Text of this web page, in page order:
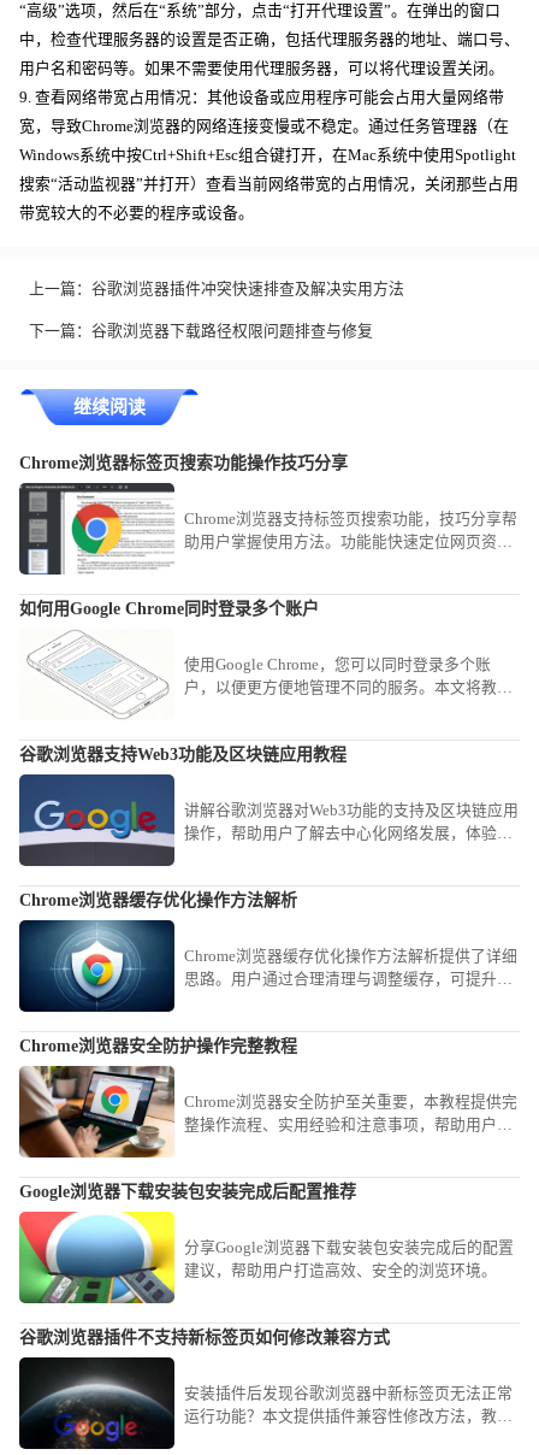
“高级”选项，然后在“系统”部分，点击“打开代理设置”。在弹出的窗口
中，检查代理服务器的设置是否正确，包括代理服务器的地址、端口号、
用户名和密码等。如果不需要使用代理服务器，可以将代理设置关闭。
9. 查看网络带宽占用情况：其他设备或应用程序可能会占用大量网络带
宽，导致Chrome浏览器的网络连接变慢或不稳定。通过任务管理器（在
Windows系统中按Ctrl+Shift+Esc组合键打开，在Mac系统中使用Spotlight
搜索“活动监视器”并打开）查看当前网络带宽的占用情况，关闭那些占用
带宽较大的不必要的程序或设备。
上一篇： 谷歌浏览器插件冲突快速排查及解决实用方法
下一篇： 谷歌浏览器下载路径权限问题排查与修复
继续阅读
Chrome浏览器标签页搜索功能操作技巧分享
Chrome浏览器支持标签页搜索功能，技巧分享帮
助用户掌握使用方法。功能能快速定位网页资
如何用Google Chrome同时登录多个账户
使用Google Chrome，您可以同时登录多个账
户，以便更方便地管理不同的服务。本文将教您
谷歌浏览器支持Web3功能及区块链应用教程
讲解谷歌浏览器对Web3功能的支持及区块链应用
操作，帮助用户了解去中心化网络发展，体验新
Chrome浏览器缓存优化操作方法解析
Chrome浏览器缓存优化操作方法解析提供了详细
思路。用户通过合理清理与调整缓存，可提升浏
Chrome浏览器安全防护操作完整教程
Chrome浏览器安全防护至关重要，本教程提供完
整操作流程、实用经验和注意事项，帮助用户有
Google浏览器下载安装包安装完成后配置推荐
分享Google浏览器下载安装包安装完成后的配置
建议，帮助用户打造高效、安全的浏览环境。
谷歌浏览器插件不支持新标签页如何修改兼容方式
安装插件后发现谷歌浏览器中新标签页无法正常
运行功能？本文提供插件兼容性修改方法，教你